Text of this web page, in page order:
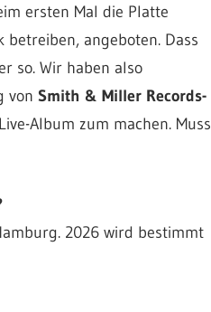
ersten Mal die Platte
angeboten. Dass
so. Wir haben also
von Smith & Miller Records-
Album zum machen. Muss
2026 wird bestimmt